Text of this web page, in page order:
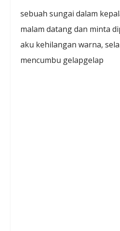
sebuah sungai dalam
malam datang dan minta
aku kehilangan warna,
mencumbu gelapgelap